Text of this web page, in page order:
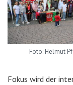
Foto: Helmut
Fokus wird der